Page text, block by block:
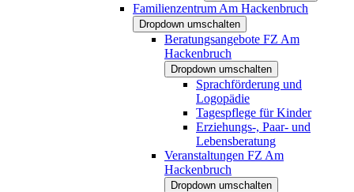
Familienzentrum Am Hackenbruch
Dropdown umschalten
Beratungsangebote FZ Am
Hackenbruch
Dropdown umschalten
Sprachförderung und
Logopädie
Tagespflege für Kinder
Erziehungs-, Paar- und
Lebensberatung
Veranstaltungen FZ Am
Hackenbruch
Dropdown umschalten